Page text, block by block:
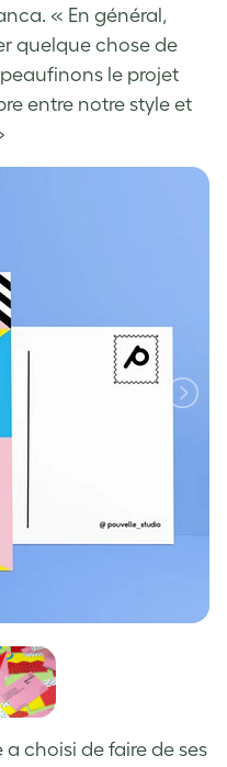
« En général,
quelque chose de
le projet
entre notre style et
choisi de faire de ses